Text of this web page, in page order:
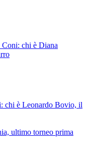
chi è Diana
chi è Leonardo Bovio, il
ultimo torneo prima